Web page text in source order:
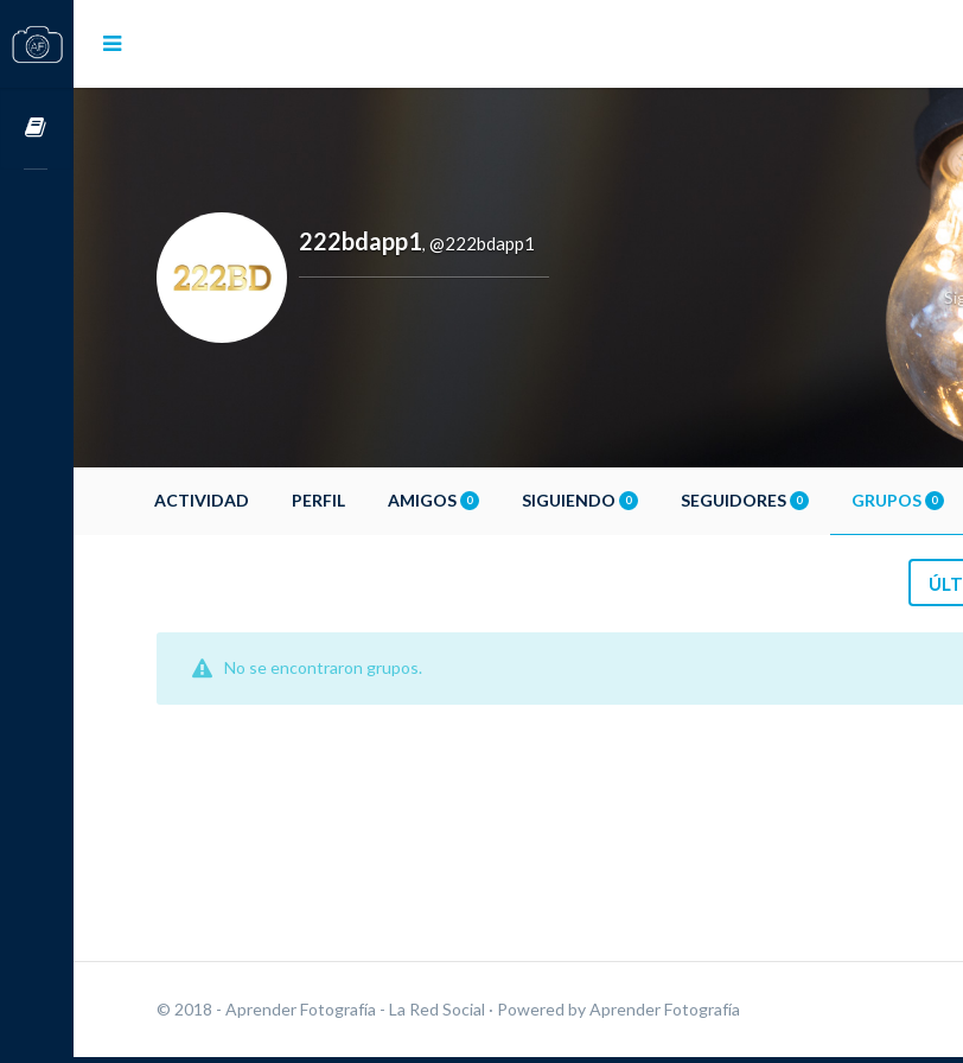
222bdapp1, @222bdapp1
ACTIVIDAD PERFIL AMIGOS 0 SIGUIENDO 0 SEGUIDORES 0 GRUPOS 0
No se encontraron grupos.
© 2018 - Aprender Fotografía - La Red Social · Powered byAprender Fotografía